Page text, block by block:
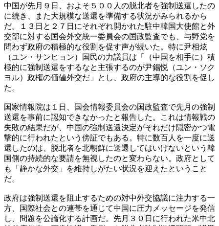
中国が先月９日、およそ５００人の脱北者を強制送還したの
に続き、また大規模な送還を準備する状況がみられるから
だ。１３日と２７日にそれぞれ開かれた駐中韓国大使館と外
交部に対する国会外交統一委員会の国政監査でも、与野党を
問わず政府の積極的な役割を促す声が続いた。特に尹相炫
（ユン・サンヒョン）国民の力議員は「（中国を相手に）積
極的に強制送還をするなと主張するのが尹錫悦（ユン・ソク
ヨル）政権の価値外交だ」とし、政府の主導的な役割を促し
た。
国家情報院は１日、国会情報委員会の国政監査で先月の強制
送還を事前に認知できなかったと報告した。これは情報戦の
失敗の結果だが、中国の強制送還決定がそれだけ隠密かつ電
撃的に行われたという傍証でもある。特に数百人を一度に送
還したのは、脱北者を北朝鮮に送還してはいけないという韓
国側の持続的な要請を無視したのと変わらない。政府として
も「静かな外交」を維持しがたい状況を迎えたということ
だ。
政府は強制送還を阻止するための対中外交協議に注力する一
方、国際社会との連帯を通じて中国に圧力メッセージを発信
し、問題を公論化する計画だ。先月３０日に行われた米中北